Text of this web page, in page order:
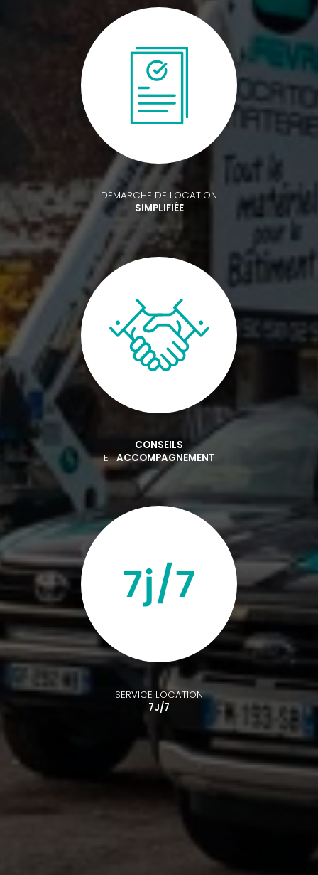
DÉMARCHE DE LOCATION
SIMPLIFIÉE
CONSEILS
ETACCOMPAGNEMENT
SERVICE LOCATION
7J/7